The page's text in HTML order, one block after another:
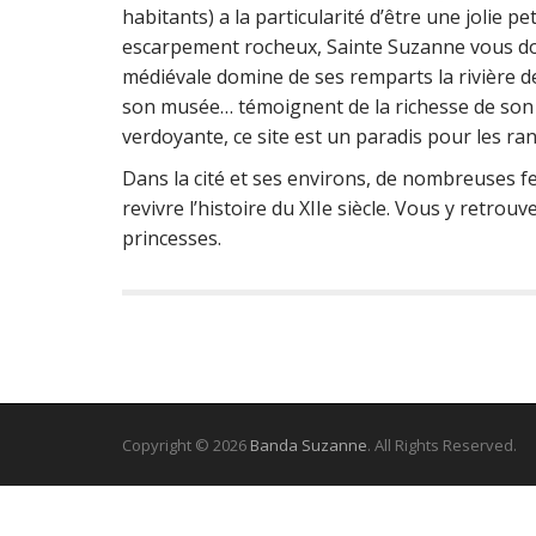
habitants) a la particularité d’être une jolie
escarpement rocheux, Sainte Suzanne vous
médiévale domine de ses remparts la rivière
son musée… témoignent de la richesse de
verdoyante, ce site est un paradis pour les
Dans la cité et ses environs, de nombreuses
revivre l’histoire du XIIe siècle. Vous y
princesses.
Copyright © 2026 Banda Suzanne. All Rights Reserved.